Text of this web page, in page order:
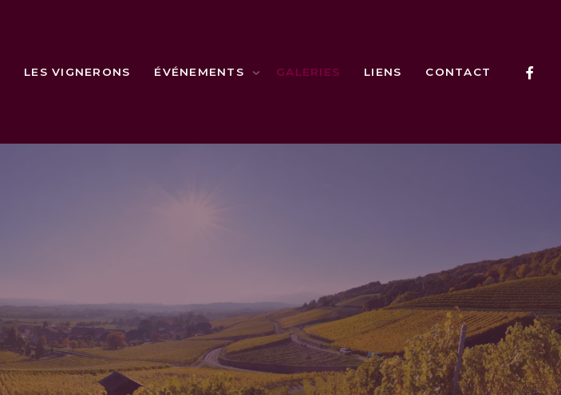
LES VIGNERONS ÉVÉNEMENTS GALERIES LIENS CONTACT